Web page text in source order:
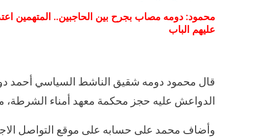
عليهم الباب
قال محمود دومه شقيق الناشط السياسي أحمد
الدواعش عليه حجز محكمة معهد أمناء الشرطة،
وأضاف محمد على حسابه على موقع التواصل